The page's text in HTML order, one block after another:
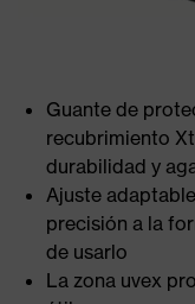
Guante de
recubrimiento
durabilidad y
Ajuste
precisión a la
de usarlo
La zona uvex